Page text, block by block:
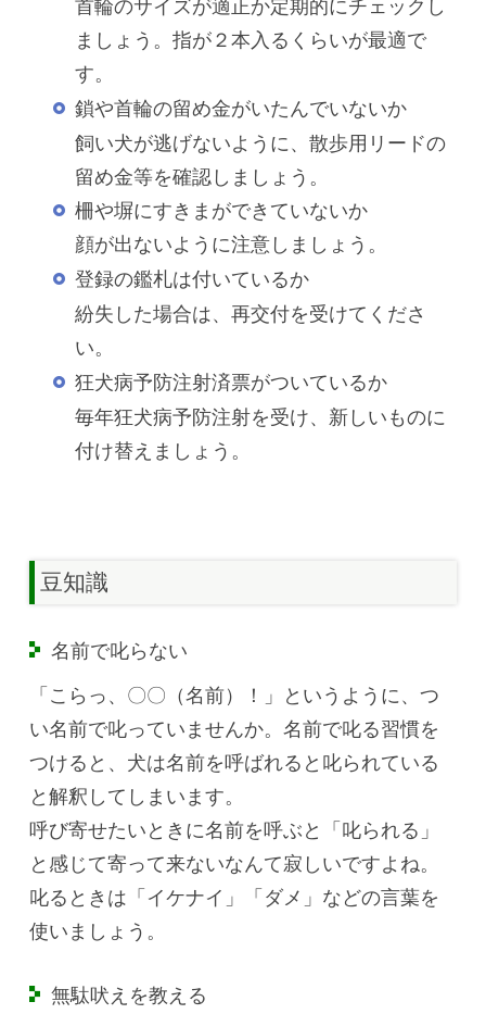
首輪のサイズが適正か定期的にチェックし
ましょう。指が２本入るくらいが最適で
す。
鎖や首輪の留め金がいたんでいないか
飼い犬が逃げないように、散歩用リードの
留め金等を確認しましょう。
柵や塀にすきまができていないか
顔が出ないように注意しましょう。
登録の鑑札は付いているか
紛失した場合は、再交付を受けてくださ
い。
狂犬病予防注射済票がついているか
毎年狂犬病予防注射を受け、新しいものに
付け替えましょう。
豆知識
名前で叱らない
「こらっ、〇〇（名前）！」というように、つ
い名前で叱っていませんか。名前で叱る習慣を
つけると、犬は名前を呼ばれると叱られている
と解釈してしまいます。
呼び寄せたいときに名前を呼ぶと「叱られる」
と感じて寄って来ないなんて寂しいですよね。
叱るときは「イケナイ」「ダメ」などの言葉を
使いましょう。
無駄吠えを教える